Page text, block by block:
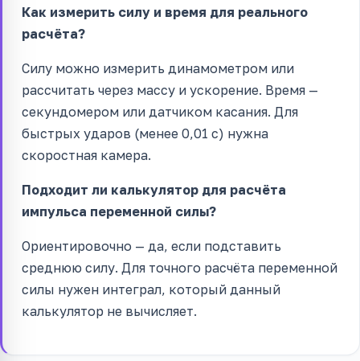
Как измерить силу и время для реального
расчёта?
Силу можно измерить динамометром или
рассчитать через массу и ускорение. Время —
секундомером или датчиком касания. Для
быстрых ударов (менее 0,01 с) нужна
скоростная камера.
Подходит ли калькулятор для расчёта
импульса переменной силы?
Ориентировочно — да, если подставить
среднюю силу. Для точного расчёта переменной
силы нужен интеграл, который данный
калькулятор не вычисляет.